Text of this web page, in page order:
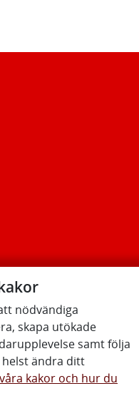
nödvändiga
skapa utökade
samt följa
helst ändra ditt
kakor och hur du